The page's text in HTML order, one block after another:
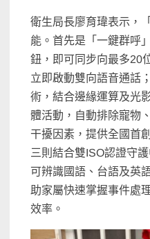
衛生局長廖育瑋表示，
能。首先是「一鍵群呼
鈕，即可同步向最多20
立即啟動雙向語音通話
術，結合邊緣運算及光
體活動，自動排除寵物
干擾因素，提供全國首
三則結合雙ISO認證守
可辨識國語、台語及英
助家屬快速掌握事件處
效率。